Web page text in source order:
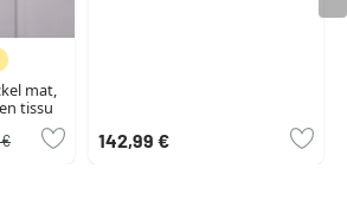
mat,
tissu
142,99 €